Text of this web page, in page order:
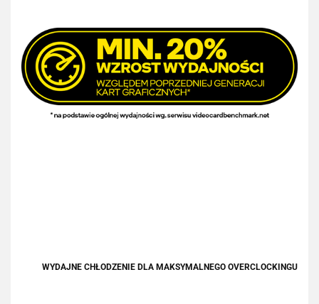
WYDAJNE CHŁODZENIE DLA MAKSYMALNEGO OVERCLOCKINGU